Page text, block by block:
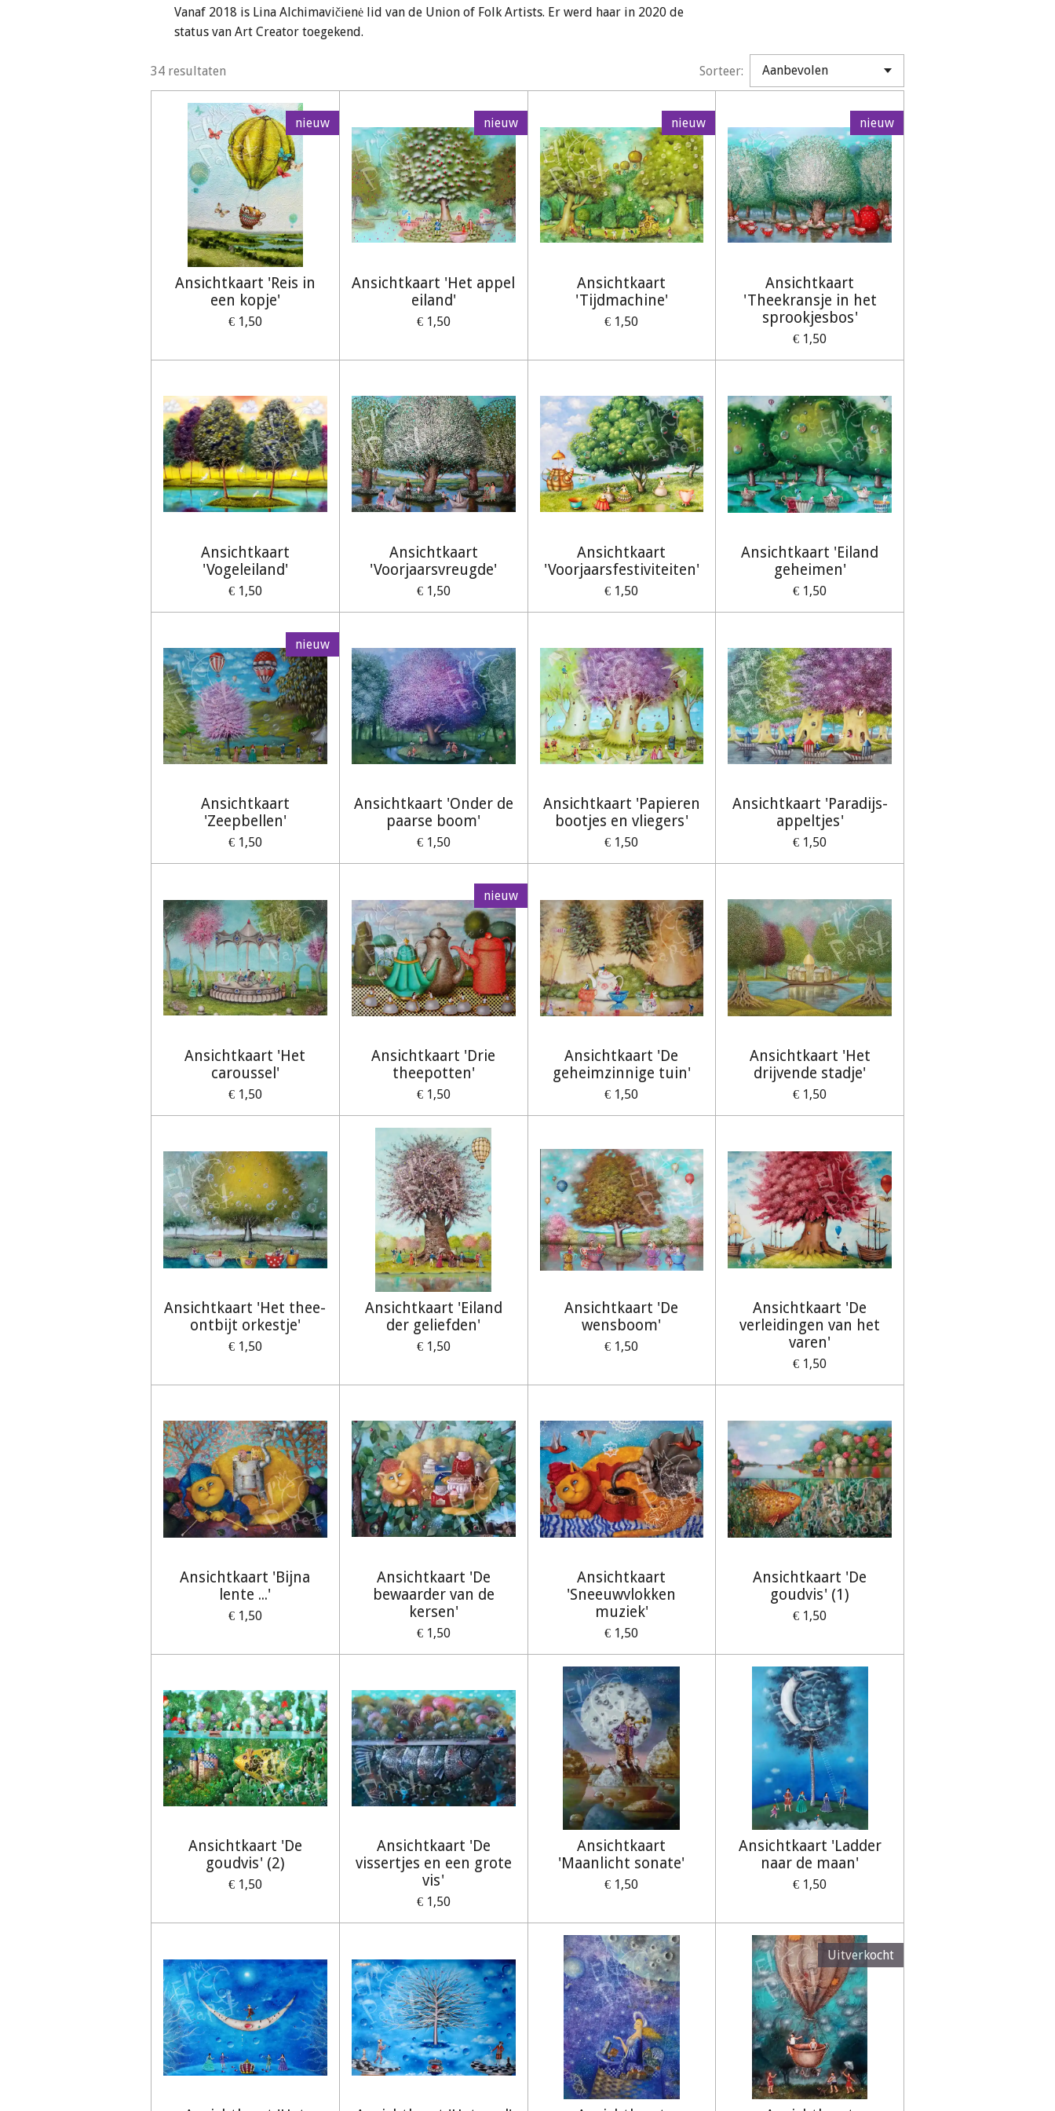
Vanaf 2018 is Lina Alchimavičienė lid van de Union of Folk Artists. Er werd haar in 2020 de
status van Art Creator toegekend.
34 resultaten Sorteer:
nieuw
Ansichtkaart 'Reis in
een kopje'
€ 1,50
nieuw
Ansichtkaart 'Het appel
eiland'
€ 1,50
nieuw
Ansichtkaart
'Tijdmachine'
€ 1,50
nieuw
Ansichtkaart
'Theekransje in het
sprookjesbos'
€ 1,50
Ansichtkaart
'Vogeleiland'
€ 1,50
Ansichtkaart
'Voorjaarsvreugde'
€ 1,50
Ansichtkaart
'Voorjaarsfestiviteiten'
€ 1,50
Ansichtkaart 'Eiland
geheimen'
€ 1,50
nieuw
Ansichtkaart
'Zeepbellen'
€ 1,50
Ansichtkaart 'Onder de
paarse boom'
€ 1,50
Ansichtkaart 'Papieren
bootjes en vliegers'
€ 1,50
Ansichtkaart 'Paradijs-
appeltjes'
€ 1,50
Ansichtkaart 'Het
caroussel'
€ 1,50
nieuw
Ansichtkaart 'Drie
theepotten'
€ 1,50
Ansichtkaart 'De
geheimzinnige tuin'
€ 1,50
Ansichtkaart 'Het
drijvende stadje'
€ 1,50
Ansichtkaart 'Het thee-
ontbijt orkestje'
€ 1,50
Ansichtkaart 'Eiland
der geliefden'
€ 1,50
Ansichtkaart 'De
wensboom'
€ 1,50
Ansichtkaart 'De
verleidingen van het
varen'
€ 1,50
Ansichtkaart 'Bijna
lente ...'
€ 1,50
Ansichtkaart 'De
bewaarder van de
kersen'
€ 1,50
Ansichtkaart
'Sneeuwvlokken
muziek'
€ 1,50
Ansichtkaart 'De
goudvis' (1)
€ 1,50
Ansichtkaart 'De
goudvis' (2)
€ 1,50
Ansichtkaart 'De
vissertjes en een grote
vis'
€ 1,50
Ansichtkaart
'Maanlicht sonate'
€ 1,50
Ansichtkaart 'Ladder
naar de maan'
€ 1,50
Uitverkocht